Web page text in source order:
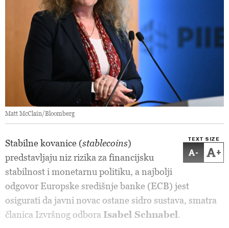
Matt McClain/Bloomberg
TEXT SIZE
- +
Stabilne kovanice (stablecoins)
predstavljaju niz rizika za financijsku
stabilnost i monetarnu politiku, a najbolji
odgovor Europske središnje banke (ECB) jest
osigurati da javni novac ostane sidro sustava, smatra
članica Izvršnog odbora Isabel Schnabel .